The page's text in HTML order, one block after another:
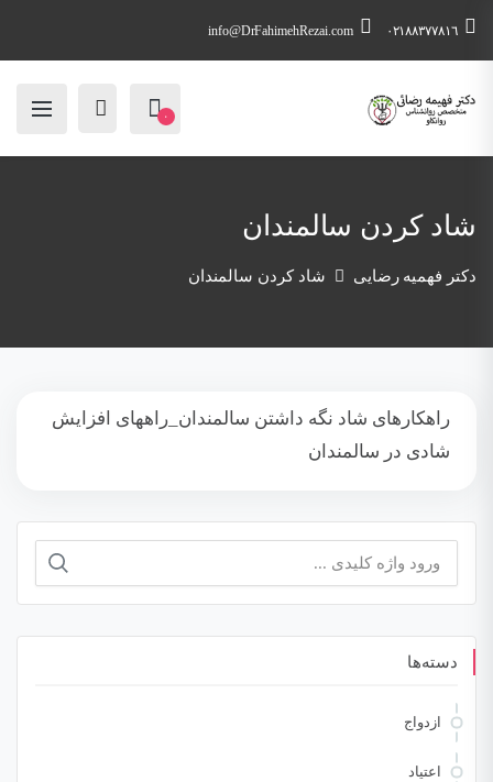
٠٢١٨٨٣٧٧٨١٦ info@DrFahimehRezai.com
۰
شاد کردن سالمندان
دکتر فهمیه رضایی شاد کردن سالمندان
راهکارهای شاد نگه داشتن سالمندان_راههای افزایش
شادی در سالمندان
جستجو
دسته‌ها
ازدواج
اعتیاد